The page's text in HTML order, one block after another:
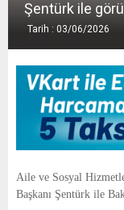
E
Şentürk ile
Tarih : 03/06/2026
Aile ve Sosyal
Başkanı Şentürk ile